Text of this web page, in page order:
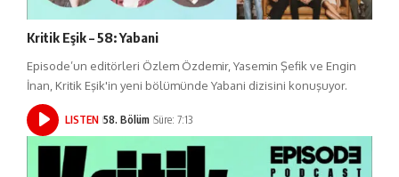
Kritik Eşik – 58: Yabani
Episode’un editörleri Özlem Özdemir, Yasemin Şefik ve Engin
İnan, Kritik Eşik'in yeni bölümünde Yabani dizisini konuşuyor.
LISTEN 58. Bölüm Süre: 7:13